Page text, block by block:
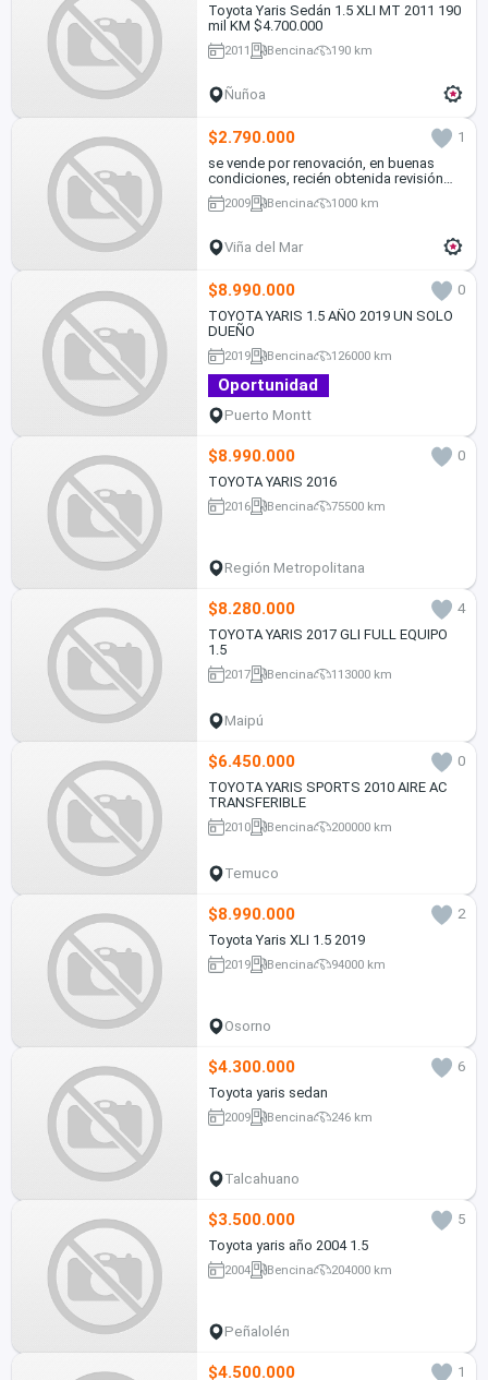
Toyota Yaris Sedán 1.5 XLI MT 2011 190
mil KM $4.700.000
2011 Bencina 190 km
Ñuñoa
$2.790.000
1
se vende por renovación, en buenas
condiciones, recién obtenida revisión
técnica
2009 Bencina 1000 km
Viña del Mar
$8.990.000
0
TOYOTA YARIS 1.5 AÑO 2019 UN SOLO
DUEÑO
2019 Bencina 126000 km
Oportunidad
Puerto Montt
$8.990.000
0
TOYOTA YARIS 2016
2016 Bencina 75500 km
Región Metropolitana
$8.280.000
4
TOYOTA YARIS 2017 GLI FULL EQUIPO
1.5
2017 Bencina 113000 km
Maipú
$6.450.000
0
TOYOTA YARIS SPORTS 2010 AIRE AC
TRANSFERIBLE
2010 Bencina 200000 km
Temuco
$8.990.000
2
Toyota Yaris XLI 1.5 2019
2019 Bencina 94000 km
Osorno
$4.300.000
6
Toyota yaris sedan
2009 Bencina 246 km
Talcahuano
$3.500.000
5
Toyota yaris año 2004 1.5
2004 Bencina 204000 km
Peñalolén
$4.500.000 1